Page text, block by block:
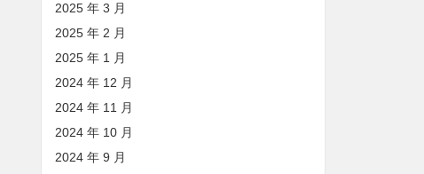
2025 年 3 月
2025 年 2 月
2025 年 1 月
2024 年 12 月
2024 年 11 月
2024 年 10 月
2024 年 9 月